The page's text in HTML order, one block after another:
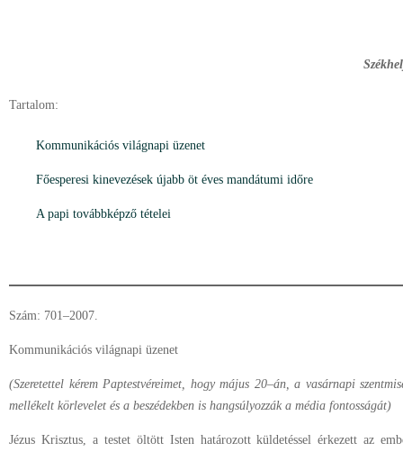
Tartalom:
Kommunikációs világnapi üzenet
Főesperesi kinevezések újabb öt éves mandátumi időre
A papi továbbképző tételei
Szám: 701–2007.
Kommunikációs világnapi üzenet
(Szeretettel kérem Paptestvéreimet, hogy május 20–án, a vasárnapi
mellékelt körlevelet és a beszédekben is hangsúlyozzák a média fontosságát)
Jézus Krisztus, a testet öltött Isten határozott küldetéssel érkezett az